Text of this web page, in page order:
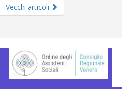
Vecchi articoli